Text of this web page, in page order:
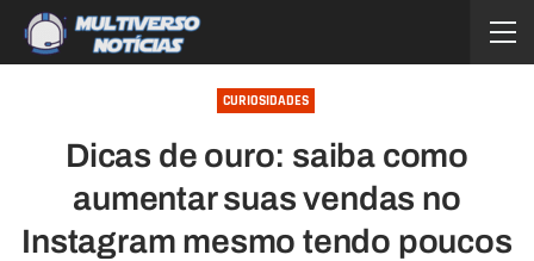
CURIOSIDADES
Dicas de ouro: saiba como
aumentar suas vendas no
Instagram mesmo tendo poucos